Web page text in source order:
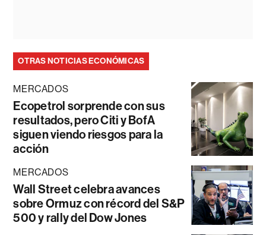
OTRAS NOTICIAS ECONÓMICAS
MERCADOS
Ecopetrol sorprende con sus
resultados, pero Citi y BofA
siguen viendo riesgos para la
acción
MERCADOS
Wall Street celebra avances
sobre Ormuz con récord del S&P
500 y rally del Dow Jones